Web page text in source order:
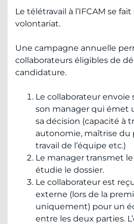
Le télétravail à l’IFCAM se
volontariat.
Une campagne annuelle
collaborateurs éligibles de
candidature.
Le collaborateur envoie
son manager qui émet
sa décision (capacité à
autonomie, maîtrise du
travail de l’équipe etc.)
Le manager transmet
étudie le dossier.
Le collaborateur est
externe (lors de la
uniquement) pour un
entre les deux parties.